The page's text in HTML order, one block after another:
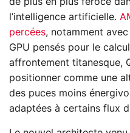
de plus en plus féroce
l’intelligence artificielle.
percées, notamment
GPU pensés pour le
affrontement titanesque,
positionner comme une
des puces moins
adaptées à certains flux